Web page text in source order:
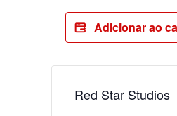
Adicionar ao
Red Star Studios